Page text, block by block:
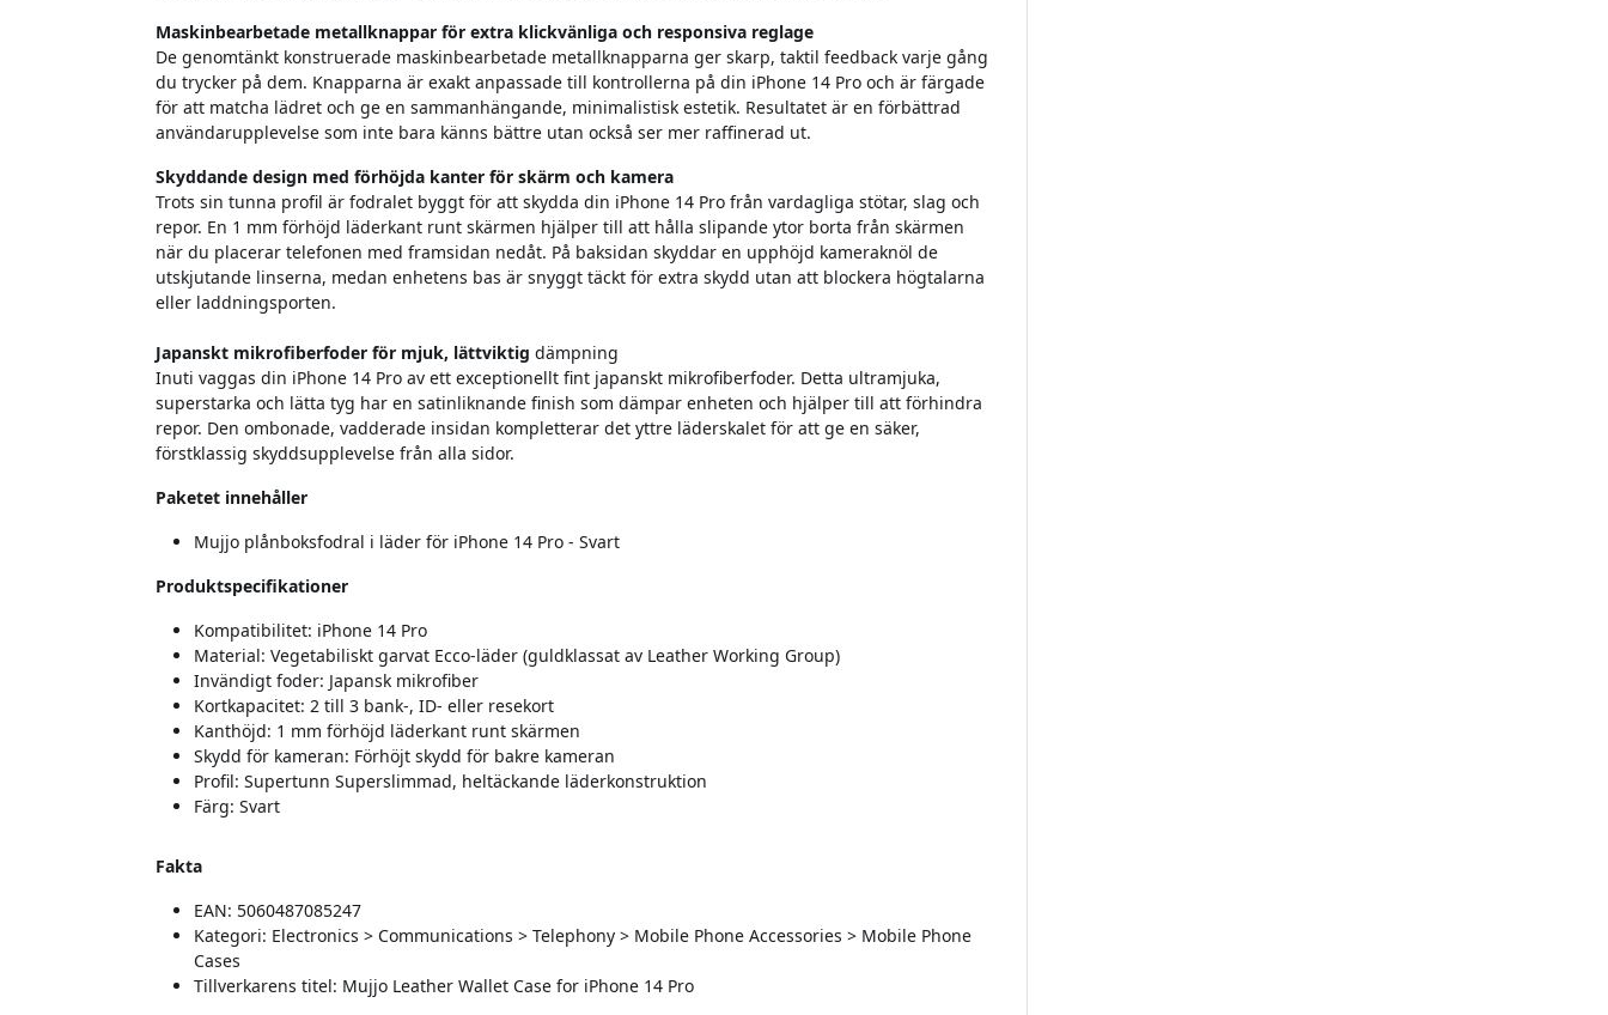
Maskinbearbetade metallknappar för extra klickvänliga och responsiva reglage
De genomtänkt konstruerade maskinbearbetade metallknapparna ger skarp, taktil feedback varje gång
du trycker på dem. Knapparna är exakt anpassade till kontrollerna på din iPhone 14 Pro och är färgade
för att matcha lädret och ge en sammanhängande, minimalistisk estetik. Resultatet är en förbättrad
användarupplevelse som inte bara känns bättre utan också ser mer raffinerad ut.
Skyddande design med förhöjda kanter för skärm och kamera
Trots sin tunna profil är fodralet byggt för att skydda din iPhone 14 Pro från vardagliga stötar, slag och
repor. En 1 mm förhöjd läderkant runt skärmen hjälper till att hålla slipande ytor borta från skärmen
när du placerar telefonen med framsidan nedåt. På baksidan skyddar en upphöjd kameraknöl de
utskjutande linserna, medan enhetens bas är snyggt täckt för extra skydd utan att blockera högtalarna
eller laddningsporten.
Japanskt mikrofiberfoder för mjuk, lättviktig dämpning
Inuti vaggas din iPhone 14 Pro av ett exceptionellt fint japanskt mikrofiberfoder. Detta ultramjuka,
superstarka och lätta tyg har en satinliknande finish som dämpar enheten och hjälper till att förhindra
repor. Den ombonade, vadderade insidan kompletterar det yttre läderskalet för att ge en säker,
förstklassig skyddsupplevelse från alla sidor.
Paketet innehåller
Mujjo plånboksfodral i läder för iPhone 14 Pro - Svart
Produktspecifikationer
Kompatibilitet: iPhone 14 Pro
Material: Vegetabiliskt garvat Ecco-läder (guldklassat av Leather Working Group)
Invändigt foder: Japansk mikrofiber
Kortkapacitet: 2 till 3 bank-, ID- eller resekort
Kanthöjd: 1 mm förhöjd läderkant runt skärmen
Skydd för kameran: Förhöjt skydd för bakre kameran
Profil: Supertunn Superslimmad, heltäckande läderkonstruktion
Färg: Svart
Fakta
EAN: 5060487085247
Kategori: Electronics > Communications > Telephony > Mobile Phone Accessories > Mobile Phone
Cases
Tillverkarens titel: Mujjo Leather Wallet Case for iPhone 14 Pro